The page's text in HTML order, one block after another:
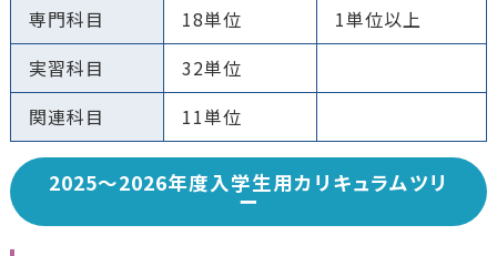
専門科目
18単位
1単位以上
実習科目
32単位
関連科目
11単位
2025〜2026年度入学生用カリキュラムツリ
ー